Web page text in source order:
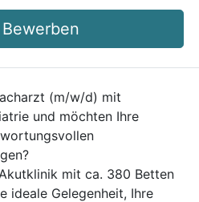
(m/w/d) mit
und möchten Ihre
mit ca. 380 Betten
ideale Gelegenheit, Ihre